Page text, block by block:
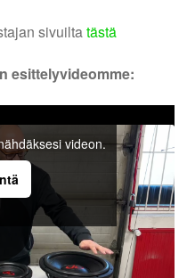
sivuilta tästä
esittelyvideomme:
videon.